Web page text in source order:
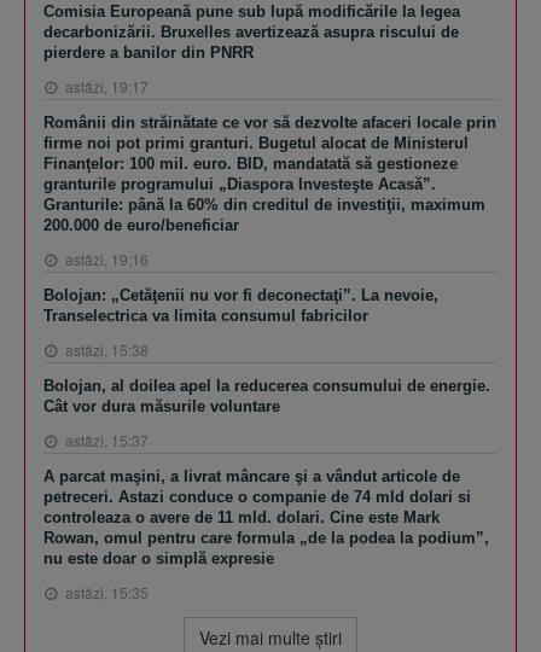
Comisia Europeană pune sub lupă modificările la legea
decarbonizării. Bruxelles avertizează asupra riscului de
pierdere a banilor din PNRR
astăzi, 19:17
Românii din străinătate ce vor să dezvolte afaceri locale prin
firme noi pot primi granturi. Bugetul alocat de Ministerul
Finanţelor: 100 mil. euro. BID, mandatată să gestioneze
granturile programului „Diaspora Investeşte Acasă”.
Granturile: până la 60% din creditul de investiţii, maximum
200.000 de euro/beneficiar
astăzi, 19:16
Bolojan: „Cetăţenii nu vor fi deconectaţi”. La nevoie,
Transelectrica va limita consumul fabricilor
astăzi, 15:38
Bolojan, al doilea apel la reducerea consumului de energie.
Cât vor dura măsurile voluntare
astăzi, 15:37
A parcat maşini, a livrat mâncare şi a vândut articole de
petreceri. Astazi conduce o companie de 74 mld dolari si
controleaza o avere de 11 mld. dolari. Cine este Mark
Rowan, omul pentru care formula „de la podea la podium”,
nu este doar o simplă expresie
astăzi, 15:35
Vezi mai multe ştiri